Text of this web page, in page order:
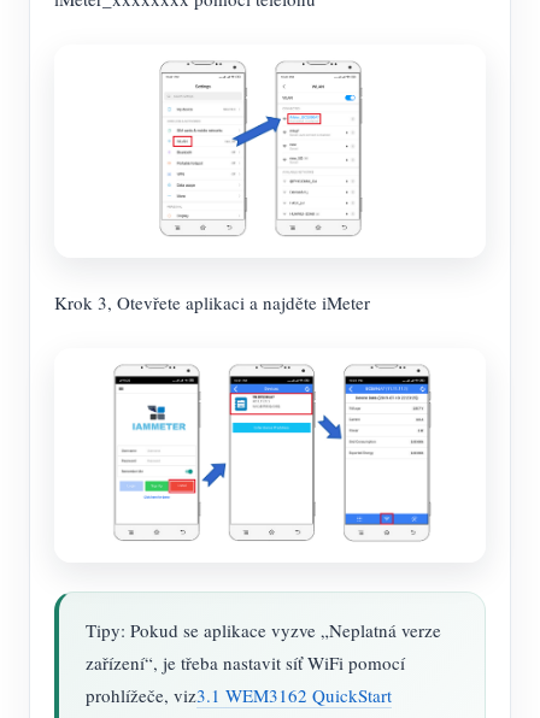
Krok 3, Otevřete aplikaci a najděte iMeter
Tipy: Pokud se aplikace vyzve „Neplatná verze
zařízení“, je třeba nastavit síť WiFi pomocí
prohlížeče, viz3.1 WEM3162 QuickStart